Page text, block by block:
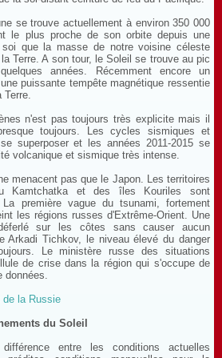
se trouve actuellement à environ 350 000
le plus proche de son orbite depuis une
que la masse de notre voisine céleste
Terre. A son tour, le Soleil se trouve au pic
années. Récemment encore un
puissante tempête magnétique ressentie
Terre.
n'est pas toujours très explicite mais il
toujours. Les cycles sismiques et
superposer et les années 2011-2015 se
volcanique et sismique très intense.
menacent pas que le Japon. Les territoires
Kamtchatka et des îles Kouriles sont
première vague du tsunami, fortement
les régions russes d'Extrême-Orient. Une
sur les côtes sans causer aucun
Arkadi Tichkov, le niveau élevé du danger
Le ministère russe des situations
de crise dans la région qui s'occupe de
données.
de la Russie
du Soleil
entre les conditions actuelles